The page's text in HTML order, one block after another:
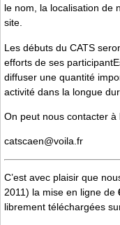
le nom, la localisation de
site.
Les débuts du CATS
efforts de ses
diffuser une quantité
activité dans la longue
On peut nous contacter à
catscaen@voila.fr
C’est avec plaisir que
2011) la mise en ligne de
librement téléchargées